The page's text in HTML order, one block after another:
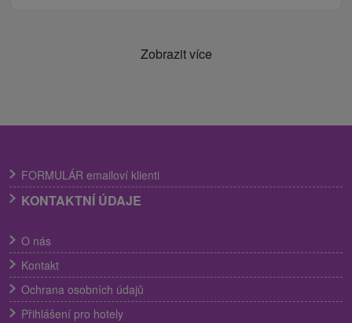
Zobrazit více
FORMULÁR emailoví klienti
KONTAKTNÍ ÚDAJE
O nás
Kontakt
Ochrana osobních údajů
Přihlášení pro hotely